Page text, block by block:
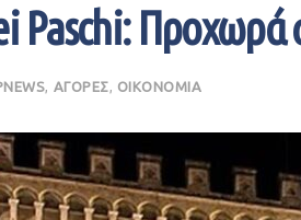
Paschi: Προχωρά
ΑΓΟΡΕΣ ΟΙΚΟΝΟΜΙΑ